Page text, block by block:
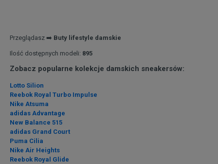
Przeglądasz ➡️ Buty lifestyle damskie
Ilość dostępnych modeli: 895
Zobacz popularne kolekcje damskich sneakersów:
Lotto Silion
Reebok Royal Turbo Impulse
Nike Atsuma
adidas Advantage
New Balance 515
adidas Grand Court
Puma Cilia
Nike Air Heights
Reebok Royal Glide